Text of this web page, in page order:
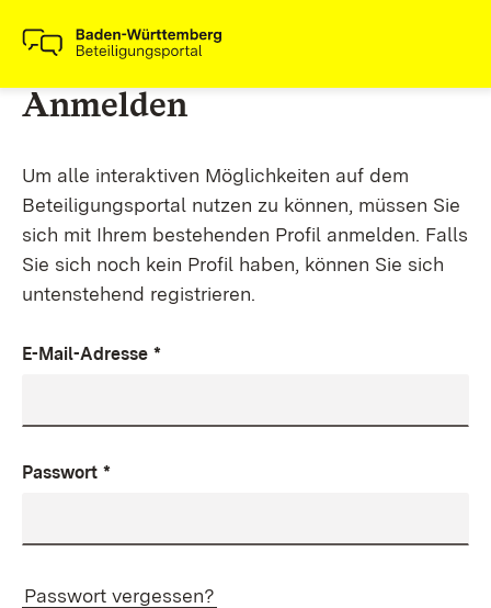
Anmelden
Um alle interaktiven Möglichkeiten auf dem
Beteiligungsportal nutzen zu können, müssen Sie
sich mit Ihrem bestehenden Profil anmelden. Falls
Sie sich noch kein Profil haben, können Sie sich
untenstehend registrieren.
E-Mail-Adresse *
Passwort *
Passwort vergessen?